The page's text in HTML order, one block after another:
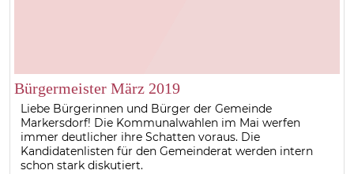
Bürgermeister März 2019
Liebe Bürgerinnen und Bürger der Gemeinde
Markersdorf! Die Kommunalwahlen im Mai werfen
immer deutlicher ihre Schatten voraus. Die
Kandidatenlisten für den Gemeinderat werden intern
schon stark diskutiert.